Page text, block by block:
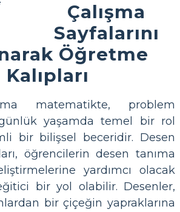
Çalışma
Sayfalarını
Öğretme
Kalıpları
matematikte, problem
yaşamda temel bir rol
bir bilişsel beceridir. Desen
öğrencilerin desen tanıma
yardımcı olacak
bir yol olabilir. Desenler,
bir çiçeğin yapraklarına